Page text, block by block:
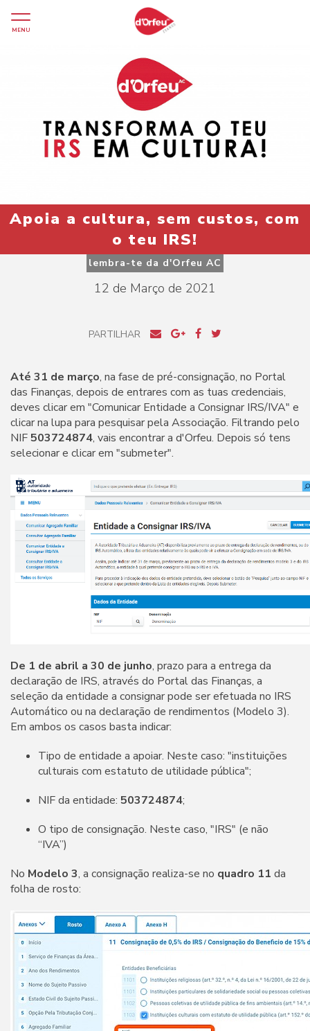
MENU
Apoia a cultura, sem custos, com
o teu IRS!
lembra-te da d'Orfeu AC
12 de Março de 2021
PARTILHAR
Até 31 de março, na fase de pré-consignação, no Portal
das Finanças, depois de entrares com as tuas credenciais,
deves clicar em "Comunicar Entidade a Consignar IRS/IVA" e
clicar na lupa para pesquisar pela Associação. Filtrando pelo
NIF503724874, vais encontrar a d'Orfeu. Depois só tens
selecionar e clicar em "submeter".
De 1 de abril a 30 de junho, prazo para a entrega da
declaração de IRS, através do Portal das Finanças, a
seleção da entidade a consignar pode ser efetuada no IRS
Automático ou na declaração de rendimentos (Modelo 3).
Em ambos os casos basta indicar:
Tipo de entidade a apoiar. Neste caso: "instituições
culturais com estatuto de utilidade pública";
NIF da entidade: 503724874;
O tipo de consignação. Neste caso, "IRS" (e não
“IVA”)
No Modelo 3, a consignação realiza-se no quadro 11 da
folha de rosto: